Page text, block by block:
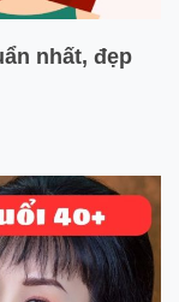
nhất, đẹp